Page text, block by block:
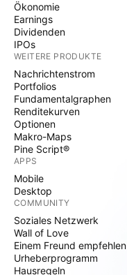
Ökonomie
Earnings
Dividenden
IPOs
WEITERE PRODUKTE
Nachrichtenstrom
Portfolios
Fundamentalgraphen
Renditekurven
Optionen
Makro-Maps
Pine Script®
APPS
Mobile
Desktop
COMMUNITY
Soziales Netzwerk
Wall of Love
Einem Freund empfehlen
Urheberprogramm
Hausregeln